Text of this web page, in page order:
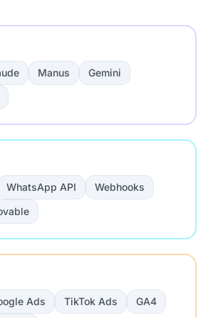
Manus
Gemini
WhatsApp API
Webhooks
Ads TikTok Ads
GA4